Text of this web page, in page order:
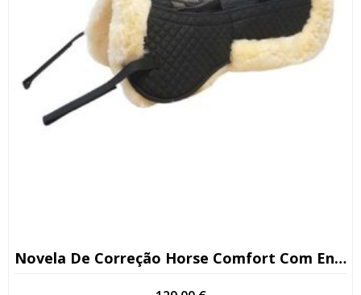
Novela De Correção Horse Comfort Com Enchimento